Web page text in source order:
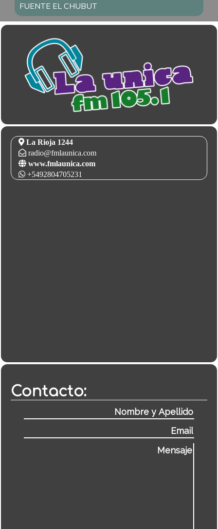
FUENTE EL CHUBUT
La Rioja 1244
radio@fmlaunica.com
www.fmlaunica.com
+5492804705231
Contacto: